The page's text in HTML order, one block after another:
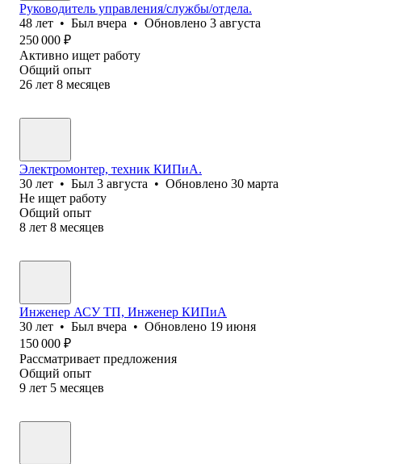
Руководитель управления/службы/отдела.
48 лет • Был вчера • Обновлено 3 августа
250 000 ₽
Активно ищет работу
Общий опыт
26 лет 8 месяцев
Электромонтер, техник КИПиА.
30 лет • Был 3 августа • Обновлено 30 марта
Не ищет работу
Общий опыт
8 лет 8 месяцев
Инженер АСУ ТП, Инженер КИПиА
30 лет • Был вчера • Обновлено 19 июня
150 000 ₽
Рассматривает предложения
Общий опыт
9 лет 5 месяцев